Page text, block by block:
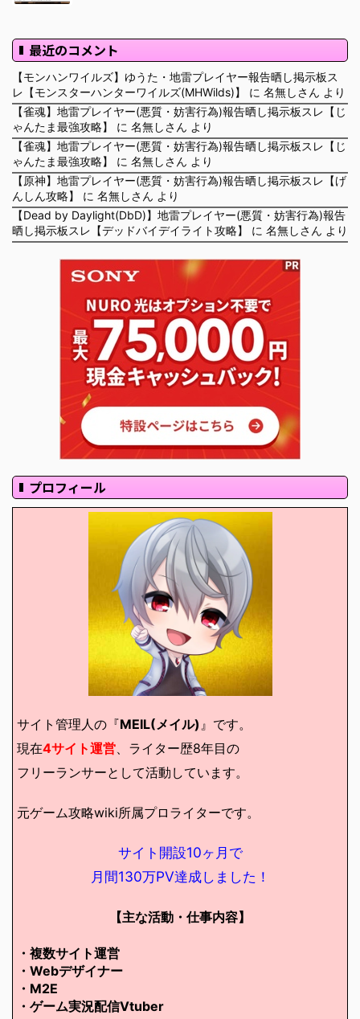
最近のコメント
【モンハンワイルズ】ゆうた・地雷プレイヤー報告晒し掲示板ス
レ【モンスターハンターワイルズ(MHWilds)】
に 名無しさん より
【雀魂】地雷プレイヤー(悪質・妨害行為)報告晒し掲示板スレ【じ
ゃんたま最強攻略】
に 名無しさん より
【雀魂】地雷プレイヤー(悪質・妨害行為)報告晒し掲示板スレ【じ
ゃんたま最強攻略】
に 名無しさん より
【原神】地雷プレイヤー(悪質・妨害行為)報告晒し掲示板スレ【げ
んしん攻略】
に 名無しさん より
【Dead by Daylight(DbD)】地雷プレイヤー(悪質・妨害行為)報告
晒し掲示板スレ【デッドバイデイライト攻略】
に 名無しさん より
プロフィール
サイト管理人の『MEIL(メイル) 』です。
現在4サイト運営、ライター歴8年目の
フリーランサーとして活動しています。
元ゲーム攻略wiki所属プロライターです。
サイト開設10ヶ月で
月間130万PV達成しました！
【主な活動・仕事内容】
・複数サイト運営
・Webデザイナー
・M2E
・ゲーム実況配信Vtuber